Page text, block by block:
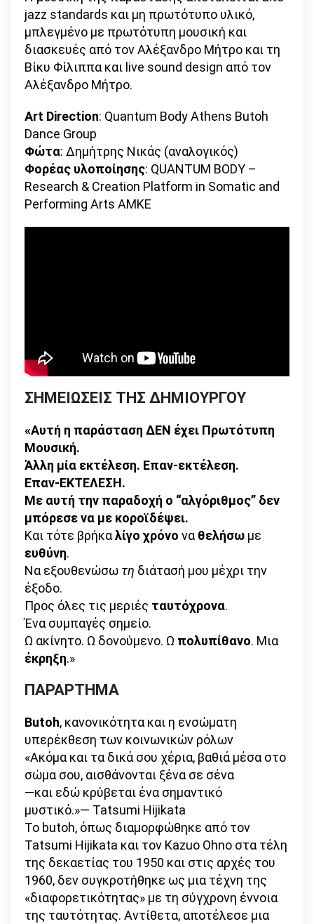
jazz standards και μη πρωτότυπο υλικό,
μπλεγμένο με πρωτότυπη μουσική και
διασκευές από τον Αλέξανδρο Μήτρο και τη
Βίκυ Φίλιππα και live sound design από τον
Αλέξανδρο Μήτρο.
Art Direction: Quantum Body Athens Butoh
Dance Group
Φώτα: Δημήτρης Νικάς (αναλογικός)
Φορέας υλοποίησης: QUANTUM BODY –
Research & Creation Platform in Somatic and
Performing Arts AMKE
ΣΗΜΕΙΩΣΕΙΣ ΤΗΣ ΔΗΜΙΟΥΡΓΟΥ
«Αυτή η παράσταση ΔΕΝ έχει Πρωτότυπη
Μουσική.
Άλλη μία εκτέλεση. Επαν-εκτέλεση.
Επαν-ΕΚΤΕΛΕΣΗ.
Με αυτή την παραδοχή ο “αλγόριθμος” δεν
μπόρεσε να με κοροϊδέψει.
Και τότε βρήκαλίγο χρόνο να θελήσω με
ευθύνη.
Να εξουθενώσω τη διάτασή μου μέχρι την
έξοδο.
Προς όλες τις μεριές ταυτόχρονα.
Ένα συμπαγές σημείο.
Ω ακίνητο. Ω δονούμενο. Ω πολυπίθανο. Μια
έκρηξη.»
ΠΑΡΑΡΤΗΜΑ
Butoh, κανονικότητα και η ενσώματη
υπερέκθεση των κοινωνικών ρόλων
«Ακόμα και τα δικά σου χέρια, βαθιά μέσα στο
σώμα σου, αισθάνονται ξένα σε σένα
—και εδώ κρύβεται ένα σημαντικό
μυστικό.»— Tatsumi Hijikata
Το butoh, όπως διαμορφώθηκε από τον
Tatsumi Hijikata και τον Kazuo Ohno στα τέλη
της δεκαετίας του 1950 και στις αρχές του
1960, δεν συγκροτήθηκε ως μια τέχνη της
«διαφορετικότητας» με τη σύγχρονη έννοια
της ταυτότητας. Αντίθετα, αποτέλεσε μια